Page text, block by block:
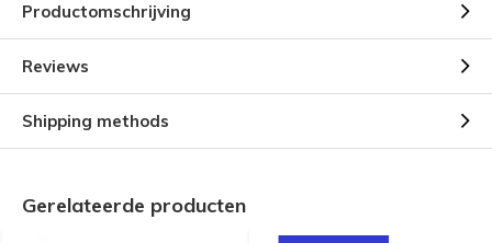
Productomschrijving
Reviews
Shipping methods
Gerelateerde producten